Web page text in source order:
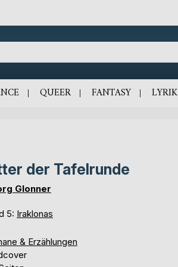
QUEER FANTASY LYRIK
der Tafelrunde
Glonner
5: Iraklonas
& Erzählungen